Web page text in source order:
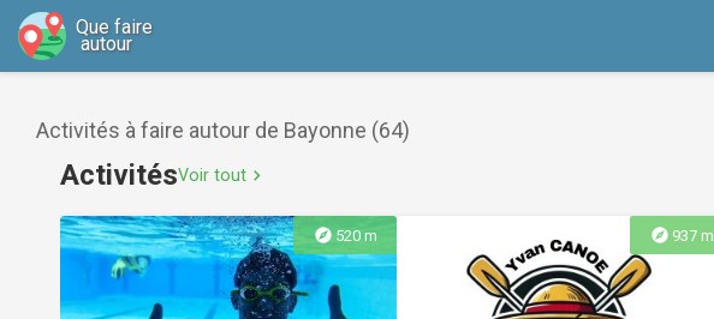
Que faire
autour
Activités à faire autour de Bayonne (64)
ActivitésVoir tout chevron_right
explore 520 m explore 937 m